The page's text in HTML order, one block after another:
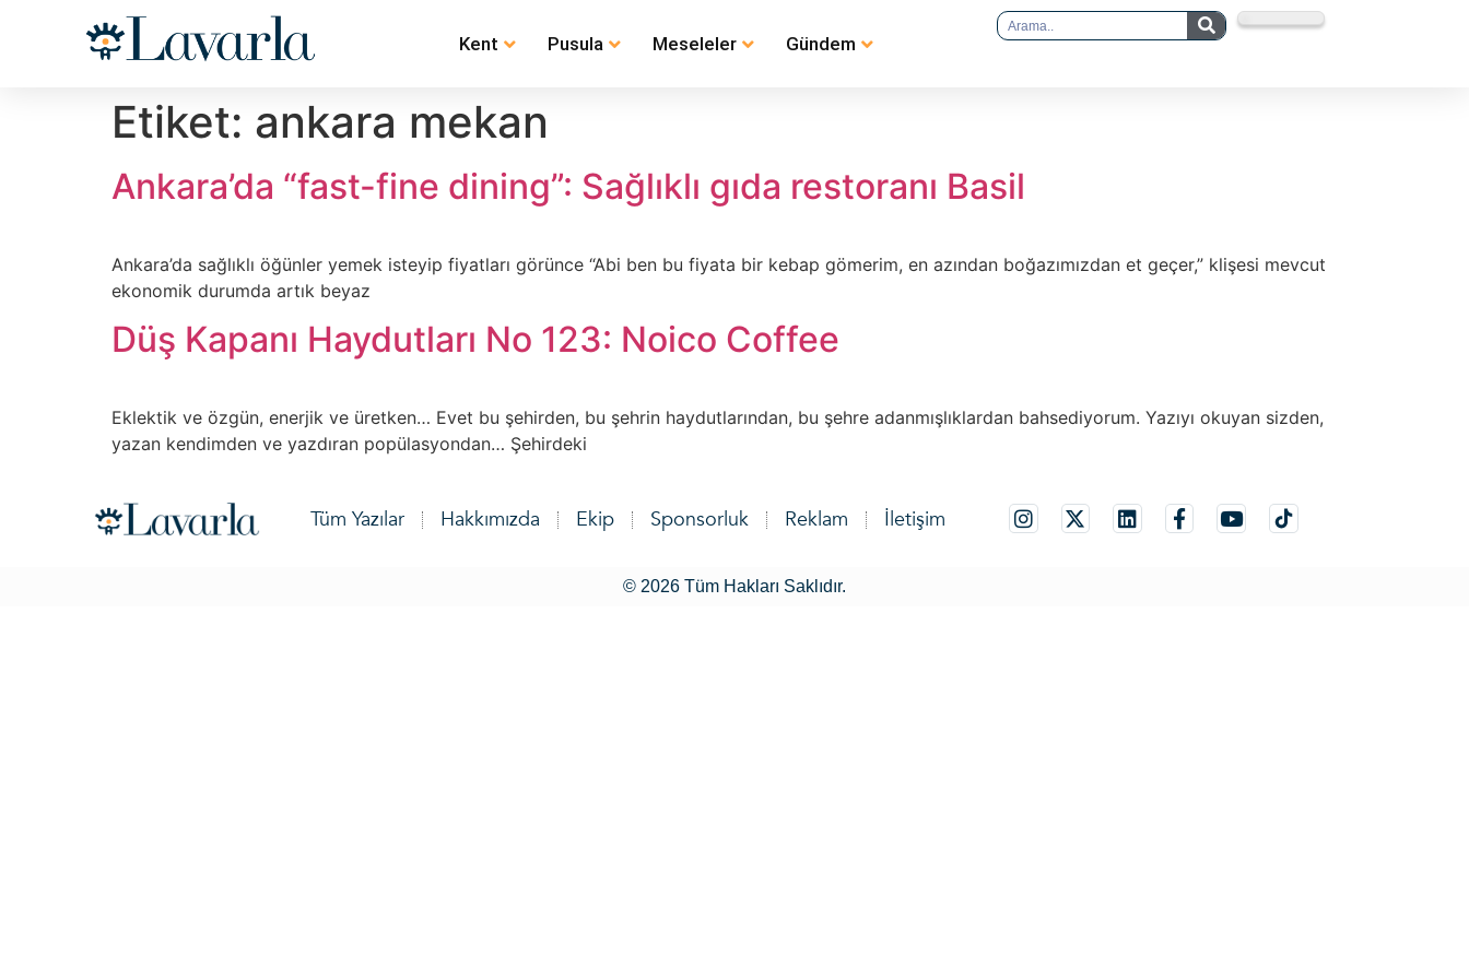
Kent Pusula Meseleler Gündem
Etiket: ankara mekan
Ankara’da “fast-fine dining”: Sağlıklı gıda restoranı Basil
Ankara’da sağlıklı öğünler yemek isteyip fiyatları görünce “Abi ben bu fiyata bir kebap gömerim, en azından boğazımızdan et geçer,” klişesi mevcut
ekonomik durumda artık beyaz
Düş Kapanı Haydutları No 123: Noico Coffee
Eklektik ve özgün, enerjik ve üretken… Evet bu şehirden, bu şehrin haydutlarından, bu şehre adanmışlıklardan bahsediyorum. Yazıyı okuyan sizden,
yazan kendimden ve yazdıran popülasyondan… Şehirdeki
Tüm Yazılar Hakkımızda Ekip Sponsorluk Reklam İletişim
© 2026 Tüm Hakları Saklıdır.